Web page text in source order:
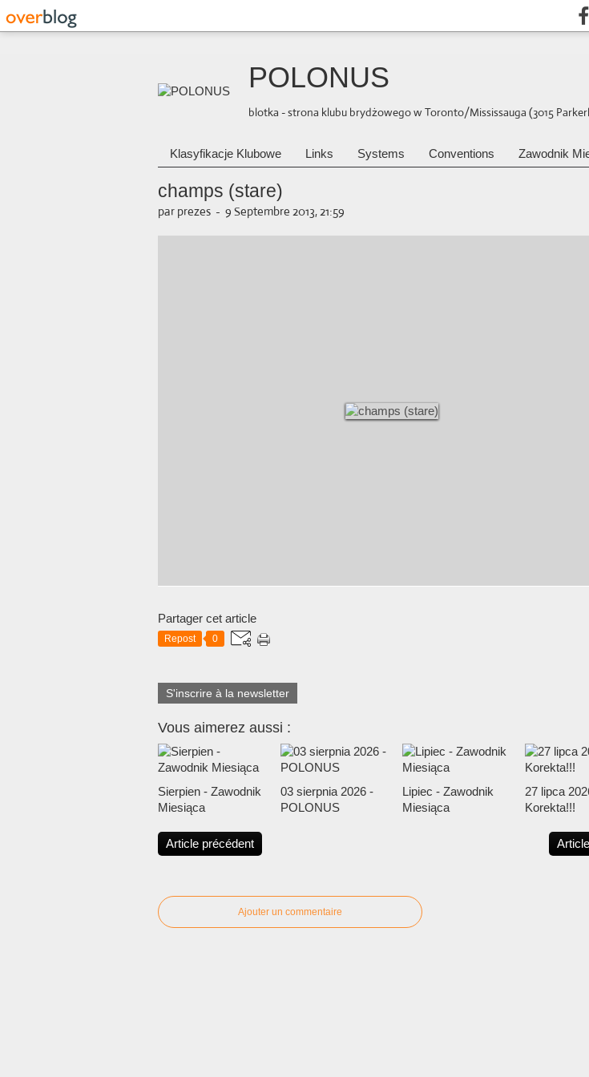
POLONUS
blotka - strona klubu brydżowego w Toronto/Mississauga (3015
Klasyfikacje Klubowe Links Systems Conventions Zawodnik
champs (stare)
par prezes - 9 Septembre 2013, 21:59
Partager cet article
Repost 0
S'inscrire à la newsletter
Vous aimerez aussi :
Sierpien - Zawodnik
Miesiąca
03 sierpnia 2026 -
POLONUS
Lipiec - Zawodnik
Miesiąca
27 lipca
Korekta!!!
Article précédent
Ajouter un commentaire